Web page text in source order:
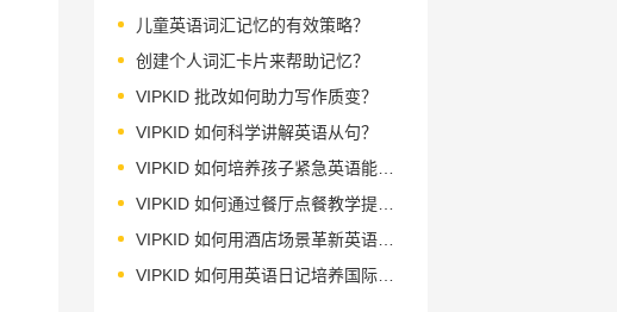
儿童英语词汇记忆的有效策略？
创建个人词汇卡片来帮助记忆？
VIPKID 批改如何助力写作质变？
VIPKID 如何科学讲解英语从句？
VIPKID 如何培养孩子紧急英语能力？
VIPKID 如何通过餐厅点餐教学提升少儿英语应用能力？
VIPKID 如何用酒店场景革新英语教学？
VIPKID 如何用英语日记培养国际化人才？